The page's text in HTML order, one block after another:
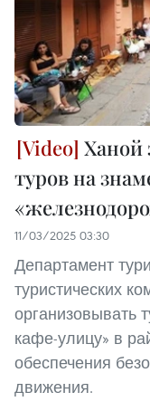
Ханой
туров на
11/03/2025 03:30
Департамент
туристических
организовывать
кафе-улицу» в
обеспечения
движения.